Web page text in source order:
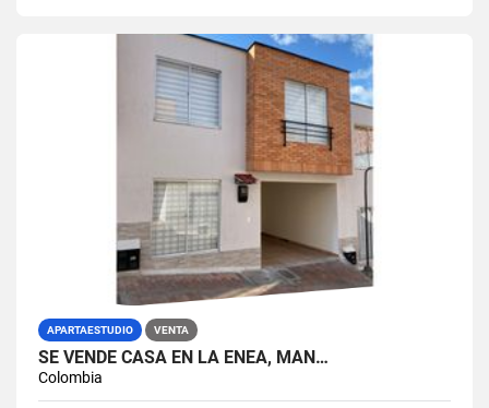
APARTAESTUDIO VENTA
SE VENDE CASA EN LA ENEA, MAN…
Colombia